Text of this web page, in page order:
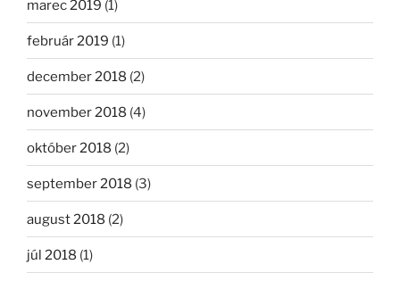
marec 2019 (1)
február 2019 (1)
december 2018 (2)
november 2018 (4)
október 2018 (2)
september 2018 (3)
august 2018 (2)
júl 2018 (1)